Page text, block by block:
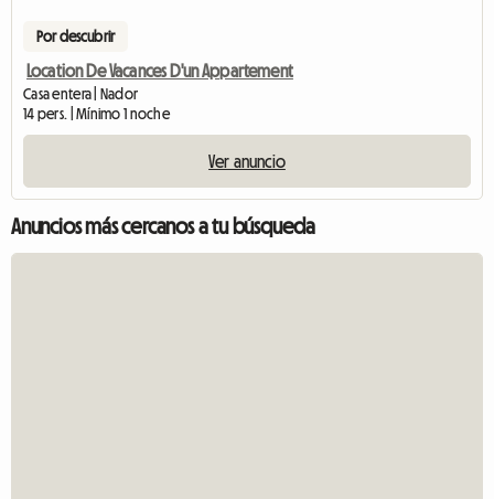
Por descubrir
Location De Vacances D'un Appartement
Casa entera | Nador
14 pers. | Mínimo 1 noche
Ver anuncio
Anuncios más cercanos a tu búsqueda